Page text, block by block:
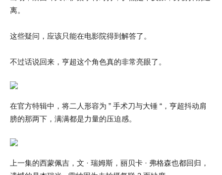
离。
这些疑问，应该只能在电影院得到解答了。
不过话说回来，亨超这个角色真的非常亮眼了。
在官方特辑中，将二人形容为 ” 手术刀与大锤 “，亨超抖动肩
膀的那两下，满满都是力量的压迫感。
上一集的西蒙佩吉，文 · 瑞姆斯，丽贝卡 · 弗格森也都回归，